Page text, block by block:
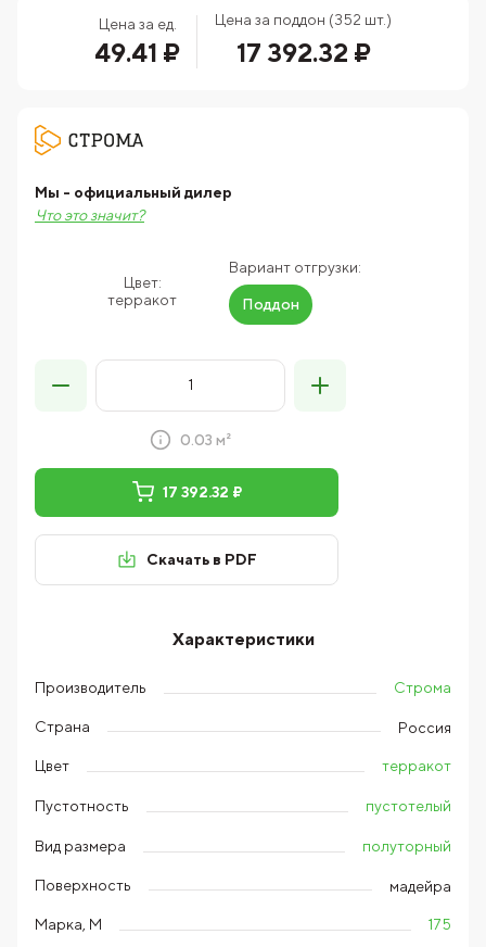
Цена за ед.
49.41 ₽
Цена за поддон (352 шт.)
17 392.32 ₽
Цвет:
терракот
Вариант отгрузки:
Поддон
Мы - официальный дилер
Что это значит?
0.03 м²
17 392.32 ₽
Скачать в PDF
Характеристики
Производитель Строма
Страна Россия
Цвет терракот
Пустотность пустотелый
Вид размера полуторный
Поверхность мадейра
Марка, М 175